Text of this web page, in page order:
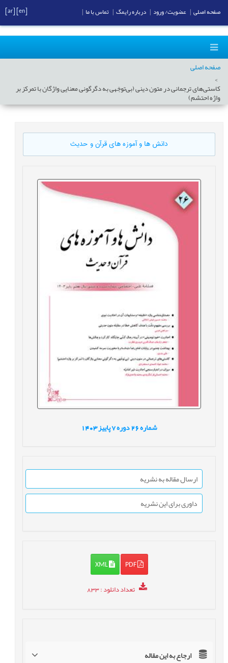
صفحه اصلی
کاستی‌های ترجمانی در متون دینی (بی‌توجّهی به دگرگونی معنایی واژگان با تمرکز بر
واژه احتشم)
دانش ها و آموزه های قرآن و حدیث
شماره26 دوره7 پاییز1403
ارسال مقاله به نشریه
داوری برای این نشریه
PDF
XML
تعداد دانلود: 833
ارجاع به این مقاله
صفحه اصلی عضویت/ ورود درباره رایمگ تماس با ما [ar]